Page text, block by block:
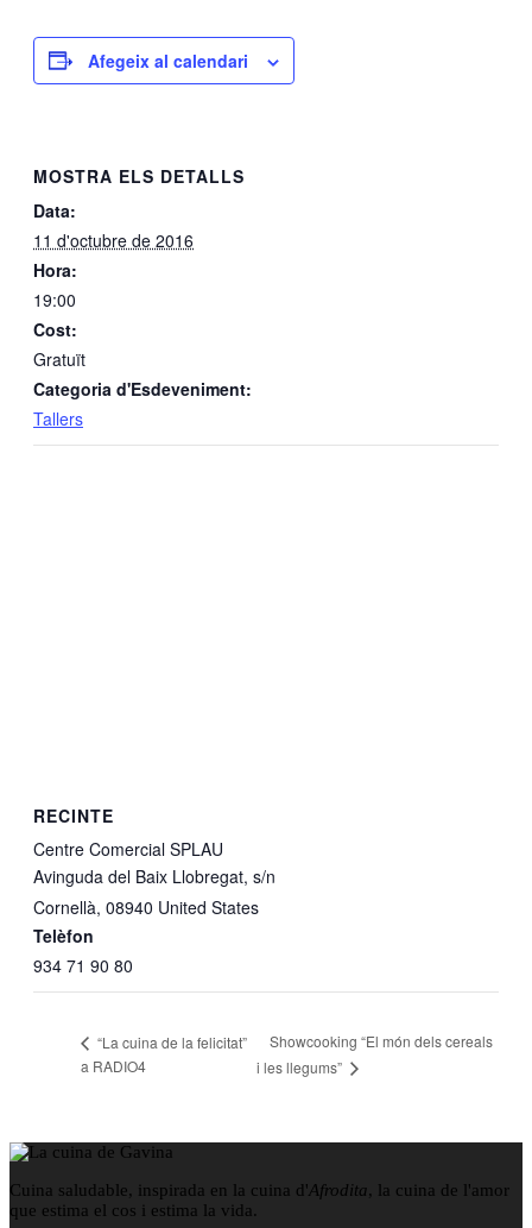
Afegeix al calendari
MOSTRA ELS DETALLS
Data:
11 d'octubre de 2016
Hora:
19:00
Cost:
Gratuït
Categoria d'Esdeveniment:
Tallers
RECINTE
Centre Comercial SPLAU
Avinguda del Baix Llobregat, s/n
Cornellà, 08940 United States
Telèfon
934 71 90 80
“La cuina de la felicitat”
a RADIO4
Showcooking “El món dels cereals
i les llegums”
Cuina saludable, inspirada en la cuina d'Afrodita, la cuina de l'amor
que estima el cos i estima la vida.